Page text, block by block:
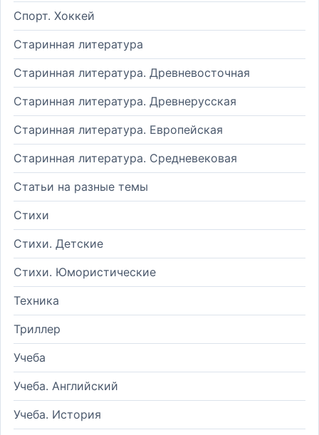
Спорт. Хоккей
Старинная литература
Старинная литература. Древневосточная
Старинная литература. Древнерусская
Старинная литература. Европейская
Старинная литература. Средневековая
Статьи на разные темы
Стихи
Стихи. Детские
Стихи. Юмористические
Техника
Триллер
Учеба
Учеба. Английский
Учеба. История